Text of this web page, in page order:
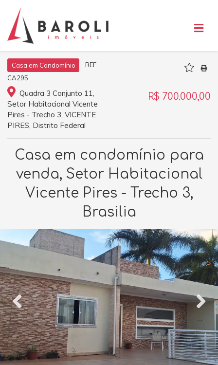
Casa em Condomínio
REF
CA295
Quadra 3 Conjunto 11,
Setor Habitacional Vicente
Pires - Trecho 3, VICENTE
PIRES, Distrito Federal
R$ 700.000,00
Casa em condomínio para
venda, Setor Habitacional
Vicente Pires - Trecho 3,
Brasilia